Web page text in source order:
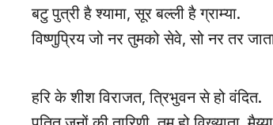
बटु पुत्री है श्यामा, सूर बल्ली है ग्राम्या.
विष्णुप्रिय जो नर तुमको सेवे, सो नर तर
हरि के शीश विराजत, त्रिभुवन से हो वंदित.